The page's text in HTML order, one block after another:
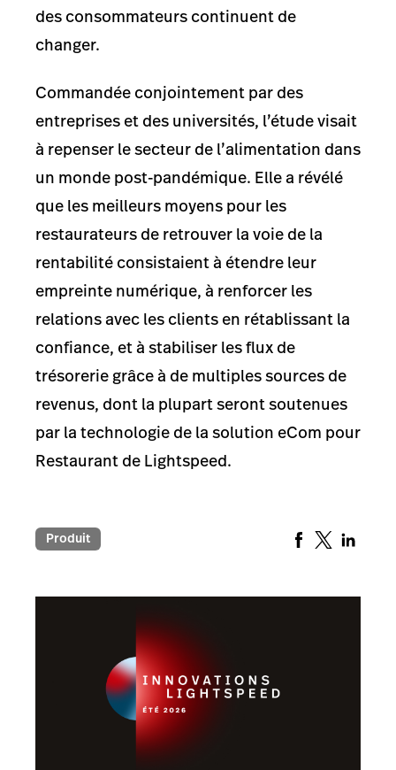
des consommateurs continuent de
changer.
Commandée conjointement par des
entreprises et des universités, l’étude visait
à repenser le secteur de l’alimentation dans
un monde post-pandémique. Elle a révélé
que les meilleurs moyens pour les
restaurateurs de retrouver la voie de la
rentabilité consistaient à étendre leur
empreinte numérique, à renforcer les
relations avec les clients en rétablissant la
confiance, et à stabiliser les flux de
trésorerie grâce à de multiples sources de
revenus, dont la plupart seront soutenues
par la technologie de la solution eCom pour
Restaurant de Lightspeed.
Produit